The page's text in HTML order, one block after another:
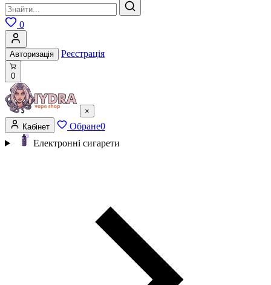
0
Авторизація Реєстрація
0
×
Кабінет
Обране0
Електронні сигарети